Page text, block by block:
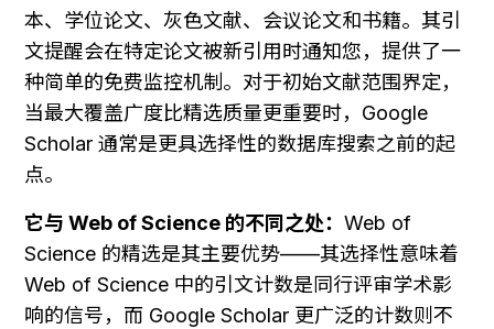
本、学位论文、灰色文献、会议论文和书籍。其引
文提醒会在特定论文被新引用时通知您，提供了一
种简单的免费监控机制。对于初始文献范围界定，
当最大覆盖广度比精选质量更重要时，Google
Scholar 通常是更具选择性的数据库搜索之前的起
点。
它与 Web of Science 的不同之处： Web of
Science 的精选是其主要优势——其选择性意味着
Web of Science 中的引文计数是同行评审学术影
响的信号，而 Google Scholar 更广泛的计数则不